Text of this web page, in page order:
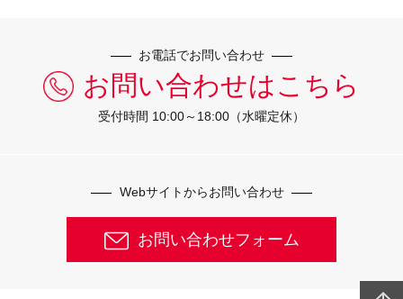
お電話でお問い合わせ
お問い合わせはこちら
受付時間 10:00～18:00（水曜定休）
Webサイトからお問い合わせ
お問い合わせフォーム